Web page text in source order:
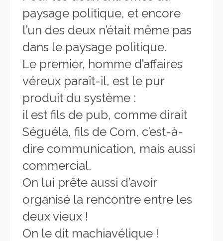
paysage politique, et encore
l’un des deux n’était même pas
dans le paysage politique.
Le premier, homme d’affaires
véreux paraît-il, est le pur
produit du système :
il est fils de pub, comme dirait
Séguéla, fils de Com, c’est-à-
dire communication, mais aussi
commercial.
On lui prête aussi d’avoir
organisé la rencontre entre les
deux vieux !
On le dit machiavélique !